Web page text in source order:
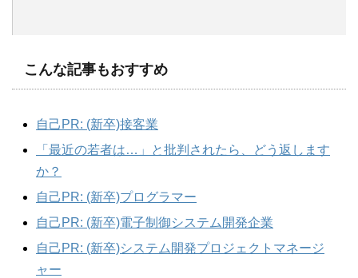
こんな記事もおすすめ
自己PR: (新卒)接客業
「最近の若者は…」と批判されたら、どう返します
か？
自己PR: (新卒)プログラマー
自己PR: (新卒)電子制御システム開発企業
自己PR: (新卒)システム開発プロジェクトマネージ
ャー